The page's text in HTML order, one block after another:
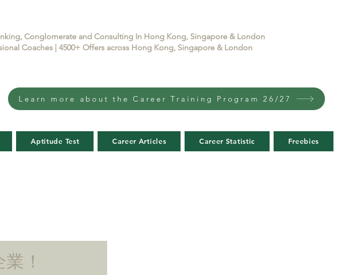
Conglomerate and Consulting In Hong Kong, Singapore & London
Coaches | 4500+ Offers across Hong Kong, Singapore & London
Learn more about the Career Training Program 26/27
Aptitude Test Career Articles Career Statistic Freebies
！